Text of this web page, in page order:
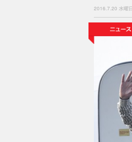
2016.7.20 水曜日